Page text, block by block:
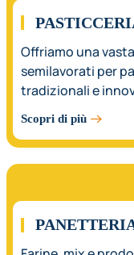
Offriamo una
semilavorati per
tradizionali e
Scopri di più